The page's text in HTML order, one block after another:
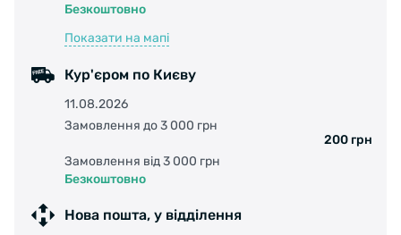
Безкоштовно
Показати на мапі
Кур'єром по Києву
11.08.2026
Замовлення до 3 000 грн
200 грн
Замовлення від 3 000 грн
Безкоштовно
Нова пошта, у відділення